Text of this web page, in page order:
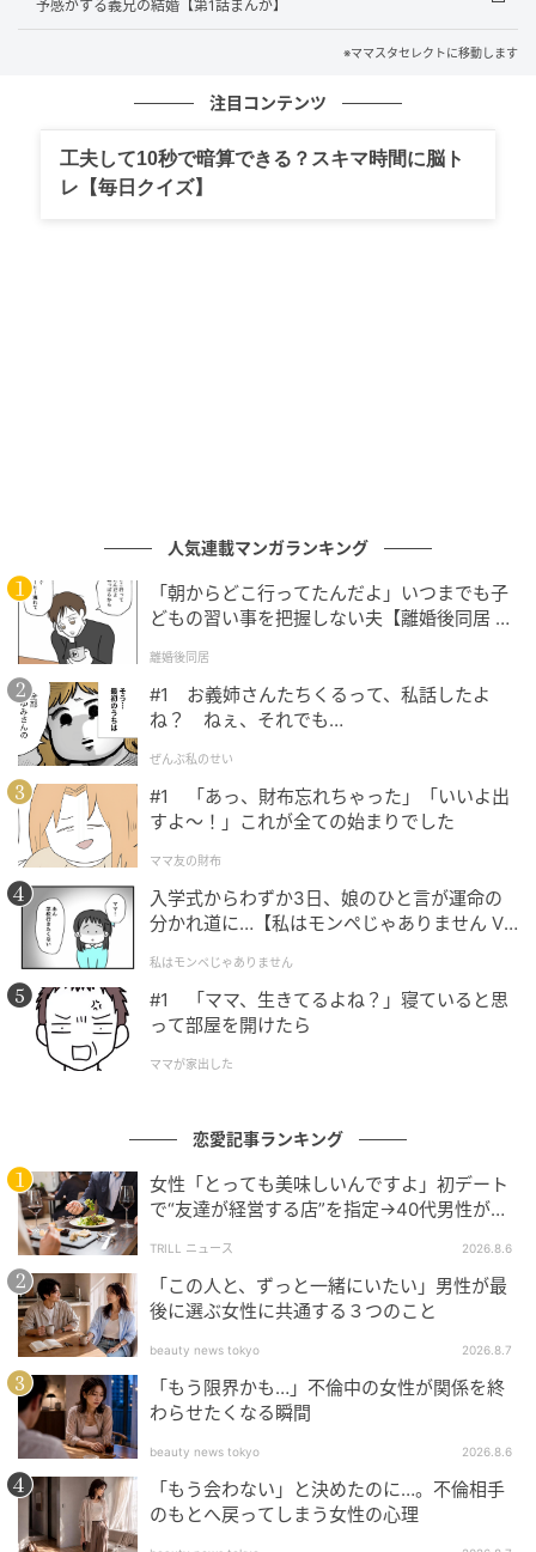
出典：select.mamastar.jp
出典：select.mamastar.jp
義父がこんなに早く退職するなんて、話が違います。
日中ずっと家にいられることを考えただけで私は息が
詰まりそうでした。かといって私たちがこの家を出れ
ば家賃がかかってしまいます。そうだ、義両親に出て
いってもらえばいいんだ……！
出典：select.mamastar.jp
出典：select.mamastar.jp
予感がする義兄の結婚【第1話まんが】
※ママスタセレクトに移動します
注目コンテンツ
工夫して10秒で暗算できる？スキマ時間に脳ト
レ【毎日クイズ】
人気連載マンガランキング
「朝からどこ行ってたんだよ」いつまでも子
どもの習い事を把握しない夫【離婚後同居 Vo
離婚後同居
#1 お義姉さんたちくるって、私話したよ
ね？ ねぇ、それでも…
ぜんぶ私のせい
#1 「あっ、財布忘れちゃった」「いいよ出
すよ〜！」これが全ての始まりでした
ママ友の財布
入学式からわずか3日、娘のひと言が運命の
分かれ道に…【私はモンペじゃありません Vo
私はモンペじゃありません
#1 「ママ、生きてるよね？」寝ていると思
って部屋を開けたら
ママが家出した
恋愛記事ランキング
女性「とっても美味しいんですよ」初デート
で“友達が経営する店”を指定→40代男性が向
TRILL ニュース 2026.8.6
「この人と、ずっと一緒にいたい」男性が最
後に選ぶ女性に共通する３つのこと
beauty news tokyo 2026.8.7
「もう限界かも…」不倫中の女性が関係を終
わらせたくなる瞬間
beauty news tokyo 2026.8.6
「もう会わない」と決めたのに…。不倫相手
のもとへ戻ってしまう女性の心理